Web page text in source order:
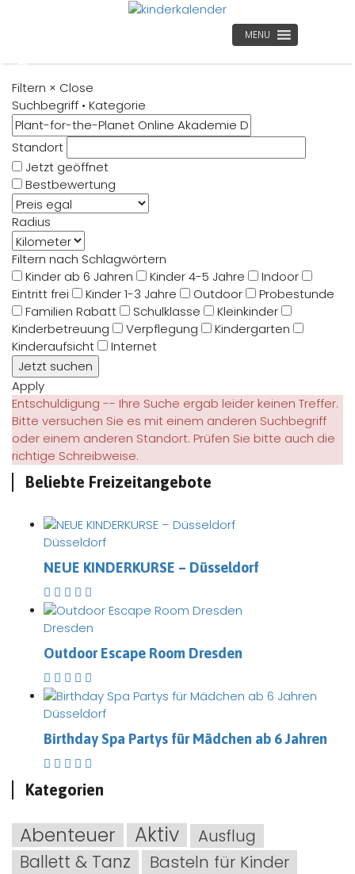
MENU
Filtern × Close
Suchbegriff • Kategorie
Standort
Jetzt geöffnet
Bestbewertung
Radius
Filtern nach Schlagwörtern
Kinder ab 6 Jahren
Kinder 4-5 Jahre
Indoor
Eintritt frei
Kinder 1-3 Jahre Outdoor
Probestunde
Familien Rabatt
Schulklasse
Kleinkinder
Kinderbetreuung
Verpflegung
Kindergarten
Kinderaufsicht
Internet
Apply
Entschuldigung -- Ihre Suche ergab leider keinen Treffer.
Bitte versuchen Sie es mit einem anderen Suchbegriff
oder einem anderen Standort. Prüfen Sie bitte auch die
richtige Schreibweise.
Beliebte Freizeitangebote
Düsseldorf
NEUE KINDERKURSE – Düsseldorf
Dresden
Outdoor Escape Room Dresden
Düsseldorf
Birthday Spa Partys für Mädchen ab 6 Jahren
Kategorien
Abenteuer Aktiv Ausflug
Ballett & Tanz Basteln für Kinder